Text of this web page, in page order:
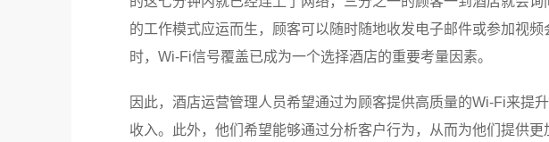
的工作模式应运而生，顾客可以随时随地收发电子邮件或参加视
时，Wi-Fi信号覆盖已成为一个选择酒店的重要考量因素。
因此，酒店运营管理人员希望通过为顾客提供高质量的Wi-Fi来提
收入。此外，他们希望能够通过分析客户行为，从而为他们提供